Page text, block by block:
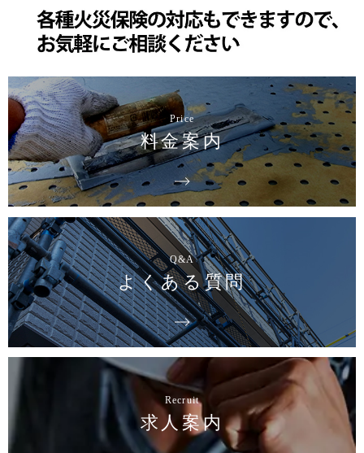
Price
料金案内
Q&A
よくある質問
Recruit
求人案内